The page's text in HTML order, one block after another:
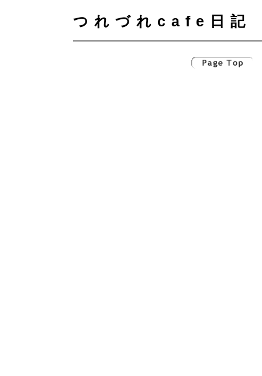
つれづれcafe日記